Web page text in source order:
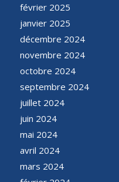
février 2025
janvier 2025
décembre 2024
novembre 2024
octobre 2024
septembre 2024
juillet 2024
juin 2024
mai 2024
avril 2024
mars 2024